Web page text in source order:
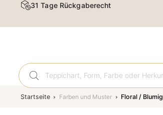
Kostenloser Versand & Rückversand
Startseite Farben und Muster Floral / Blumig